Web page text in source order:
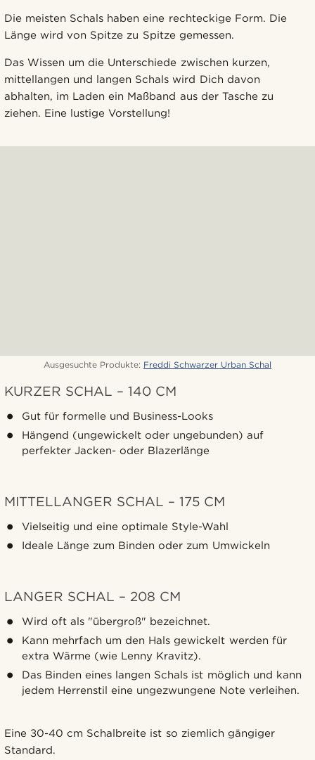
Die meisten Schals haben eine rechteckige Form. Die
Länge wird von Spitze zu Spitze gemessen.
Das Wissen um die Unterschiede zwischen kurzen,
mittellangen und langen Schals wird Dich davon
abhalten, im Laden ein Maßband aus der Tasche zu
ziehen. Eine lustige Vorstellung!
Ausgesuchte Produkte: Freddi Schwarzer Urban Schal
KURZER SCHAL – 140 CM
Gut für formelle und Business-Looks
Hängend (ungewickelt oder ungebunden) auf
perfekter Jacken- oder Blazerlänge
MITTELLANGER SCHAL – 175 CM
Vielseitig und eine optimale Style-Wahl
Ideale Länge zum Binden oder zum Umwickeln
LANGER SCHAL – 208 CM
Wird oft als "übergroß" bezeichnet.
Kann mehrfach um den Hals gewickelt werden für
extra Wärme (wie Lenny Kravitz).
Das Binden eines langen Schals ist möglich und kann
jedem Herrenstil eine ungezwungene Note verleihen.
Eine 30-40 cm Schalbreite ist so ziemlich gängiger
Standard.